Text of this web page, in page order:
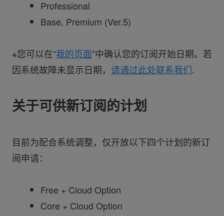
Professional
Base, Premium (Ver.5)
※您可以在“我的页面”中确认您的订阅开始日期。若
因系统故障未显示日期， 请通过此处联系我们.
关于可供新订阅的计划
目前为配合系统调整，仅开放以下四个计划的新订
阅申请：
Free + Cloud Option
Core + Cloud Option